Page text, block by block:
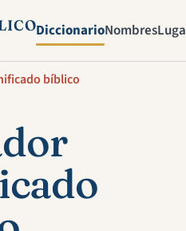
DiccionarioNombres
bíblico